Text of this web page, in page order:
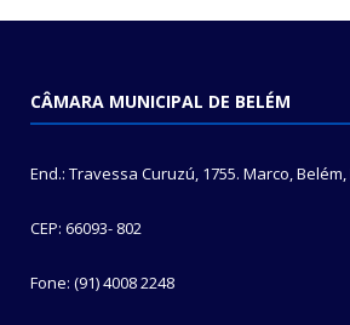
CÂMARA MUNICIPAL DE BELÉM
End.: Travessa Curuzú, 1755. Marco, Belém,
CEP: 66093- 802
Fone: (91) 4008 2248